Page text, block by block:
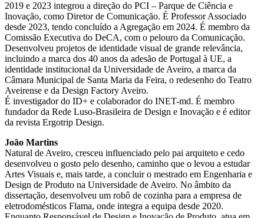
2019 e 2023 integrou a direção do PCI – Parque de Ciência e
Inovação, como Diretor de Comunicação. É Professor Associado
desde 2023, tendo concluído a Agregação em 2024. É membro da
Comissão Executiva do DeCA, com o pelouro da Comunicação.
Desenvolveu projetos de identidade visual de grande relevância,
incluindo a marca dos 40 anos da adesão de Portugal à UE, a
identidade institucional da Universidade de Aveiro, a marca da
Câmara Municipal de Santa Maria da Feira, o redesenho do Teatro
Aveirense e da Design Factory Aveiro.
É investigador do ID+ e colaborador do INET-md. É membro
fundador da Rede Luso-Brasileira de Design e Inovação e é editor
da revista Ergotrip Design.
João Martins
Natural de Aveiro, cresceu influenciado pelo pai arquiteto e cedo
desenvolveu o gosto pelo desenho, caminho que o levou a estudar
Artes Visuais e, mais tarde, a concluir o mestrado em Engenharia e
Design de Produto na Universidade de Aveiro. No âmbito da
dissertação, desenvolveu um robô de cozinha para a empresa de
eletrodomésticos Flama, onde integra a equipa desde 2020.